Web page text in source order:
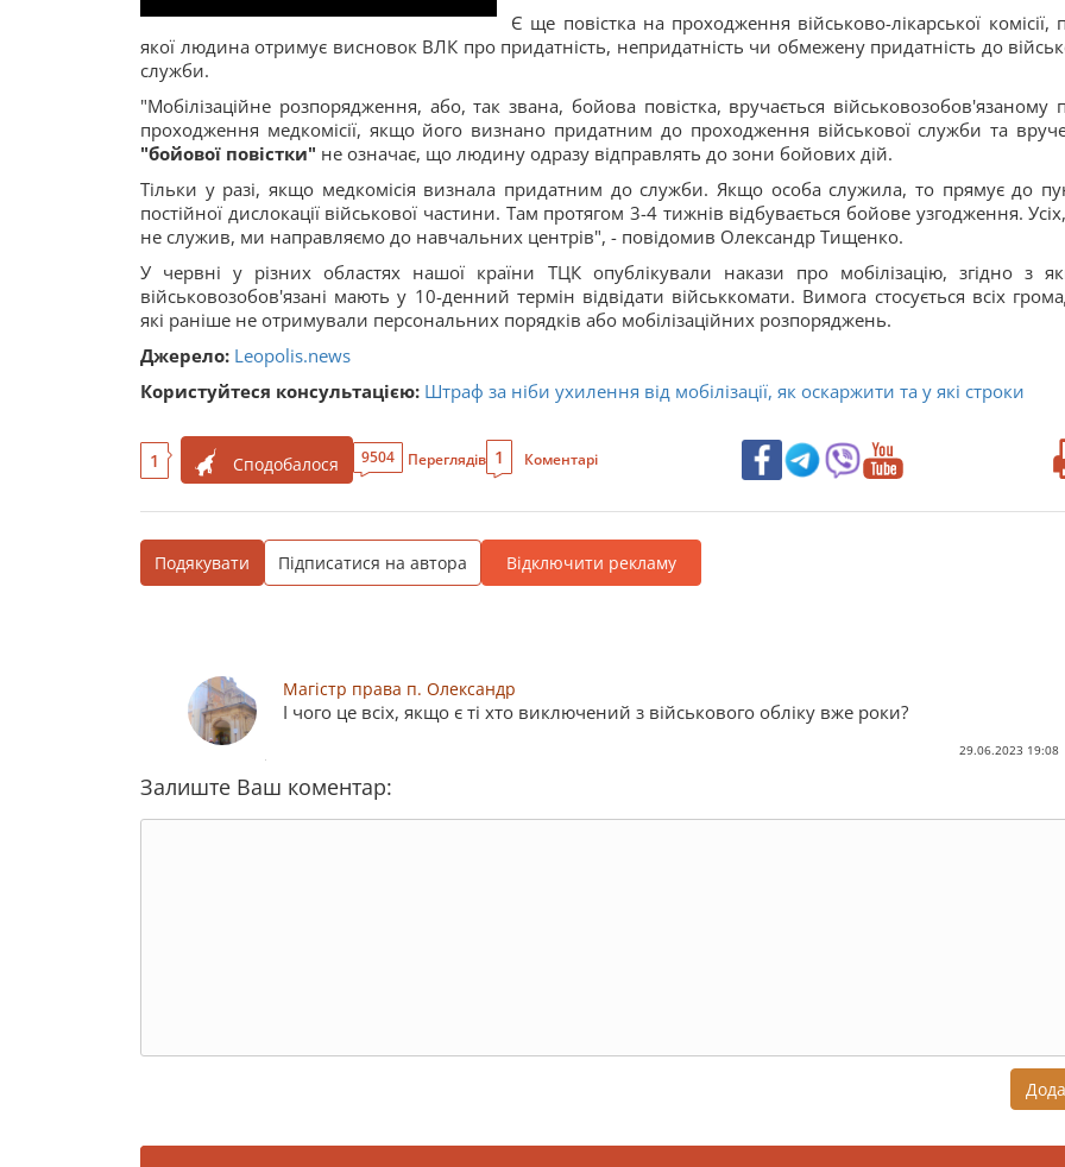
Є ще повістка на проходження військово-лікарської комісії,
якої людина отримує висновок ВЛК про придатність, непридатність чи обмежену придатність до
служби.
"Мобілізаційне розпорядження, або, так звана, бойова повістка, вручається військовозобов'язаному
проходження медкомісії, якщо його визнано придатним до проходження військової служби та
"бойової повістки" не означає, що людину одразу відправлять до зони бойових дій.
Тільки у разі, якщо медкомісія визнала придатним до служби. Якщо особа служила, то прямує до
постійної дислокації військової частини. Там протягом 3-4 тижнів відбувається бойове узгодження.
не служив, ми направляємо до навчальних центрів", - повідомив Олександр Тищенко.
У червні у різних областях нашої країни ТЦК опублікували накази про мобілізацію, згідно з
військовозобов'язані мають у 10-денний термін відвідати військкомати. Вимога стосується всіх
які раніше не отримували персональних порядків або мобілізаційних розпоряджень.
Джерело: Leopolis.news
Користуйтеся консультацією: Штраф за ніби ухилення від мобілізації, як оскаржити та у які строки
1 Сподобалося 9504 Переглядів 1 Коментарі
Подякувати Підписатися на автора Відключити рекламу
Магістр права п. Олександр
І чого це всіх, якщо є ті хто виключений з військового обліку вже роки?
29.06.2023 19:08
Залиште Ваш коментар: